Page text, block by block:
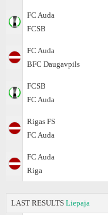
FC Auda
FCSB
FC Auda
BFC Daugavpils
FCSB
FC Auda
Rigas FS
FC Auda
FC Auda
Riga
LAST RESULTS Liepaja